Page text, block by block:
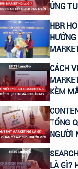
CONTENT VIRAL
CHUYÊN VIÊN TƯ
UPTO 30 TRIỆU)
LEADER SALE/
TƯ VẤN
KIỂM TRA NĂNG
CHO HỌC VIÊN
HEADTEACHER
ỨNG
HBR
CÁCH
KÈM
TỔNG
NGƯỜI
LÀ GÌ?